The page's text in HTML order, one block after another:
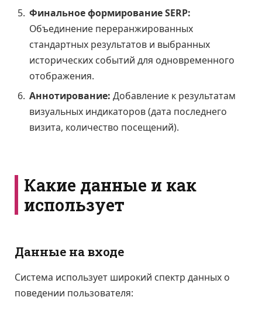
Финальное формирование SERP:
Объединение переранжированных
стандартных результатов и выбранных
исторических событий для одновременного
отображения.
Аннотирование: Добавление к результатам
визуальных индикаторов (дата последнего
визита, количество посещений).
Какие данные и как
использует
Данные на входе
Система использует широкий спектр данных о
поведении пользователя: